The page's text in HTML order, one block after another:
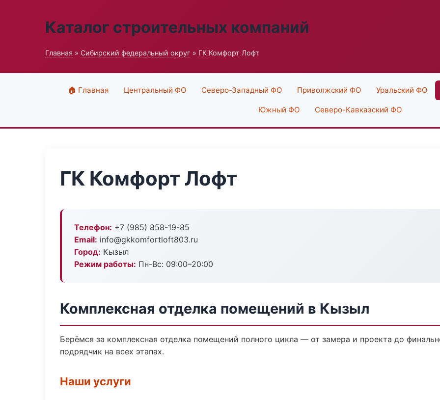
Каталог строительных компаний
Главная » Сибирский федеральный округ » ГК Комфорт Лофт
🏠 Главная Центральный ФО Северо-Западный ФО Приволжский ФО Уральский ФО
Южный ФО Северо-Кавказский ФО
ГК Комфорт Лофт
Телефон: +7 (985) 858-19-85
Email: info@gkkomfortloft803.ru
Город: Кызыл
Режим работы: Пн-Вс: 09:00–20:00
Комплексная отделка помещений в Кызыл
Берёмся за комплексная отделка помещений полного цикла — от замера и проекта до
подрядчик на всех этапах.
Наши услуги